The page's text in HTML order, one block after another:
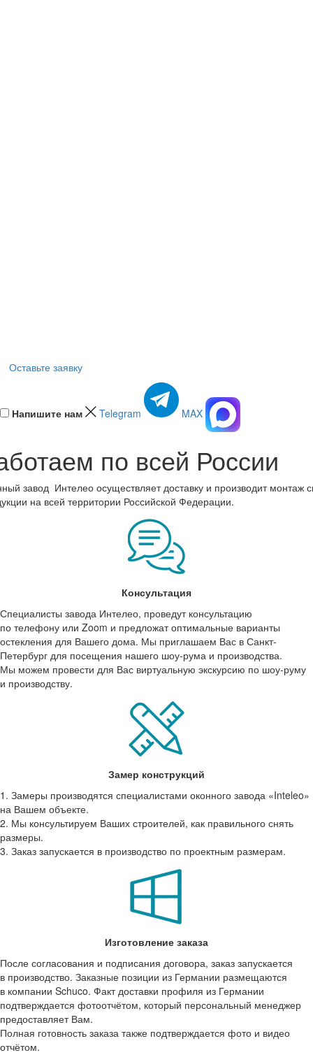
Оставьте заявку
Напишите нам Telegram MAX
по всей России
завод Интелео осуществляет доставку и производит монтаж
на всей территории Российской Федерации.
Консультация
Специалисты завода Интелео, проведут консультацию
по телефону или Zoom и предложат оптимальные варианты
остекления для Вашего дома. Мы приглашаем Вас в Санкт-
Петербург для посещения нашего шоу-рума и производства.
Мы можем провести для Вас виртуальную экскурсию по шоу-руму
и производству.
Замер конструкций
1. Замеры производятся специалистами оконного завода «Inteleo»
на Вашем объекте.
2. Мы консультируем Ваших строителей, как правильного снять
размеры.
3. Заказ запускается в производство по проектным размерам.
Изготовление заказа
После согласования и подписания договора, заказ запускается
в производство. Заказные позиции из Германии размещаются
в компании Schuco. Факт доставки профиля из Германии
подтверждается фотоотчётом, который персональный менеджер
предоставляет Вам.
Полная готовность заказа также подтверждается фото и видео
отчётом.